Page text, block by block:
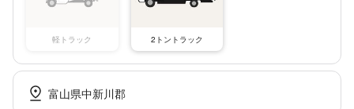
軽トラック 2トントラック
富山県中新川郡